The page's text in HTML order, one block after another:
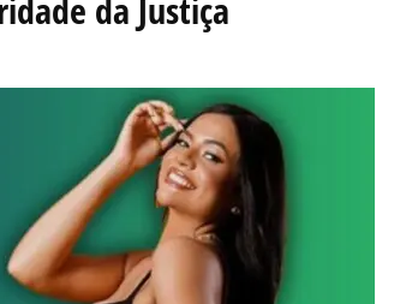
Lima
Em
da Justiça